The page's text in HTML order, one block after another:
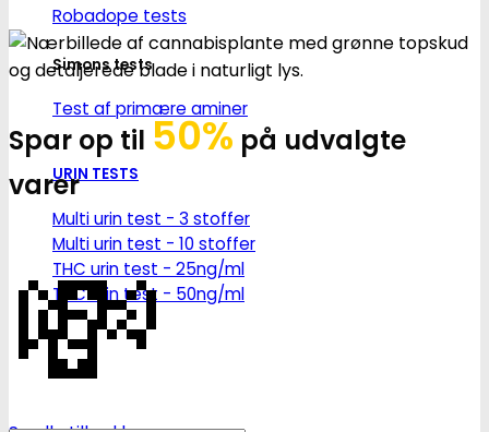
Robadope tests
Simons tests
Test af primære aminer
URIN TESTS
Multi urin test - 3 stoffer
Multi urin test - 10 stoffer
THC urin test - 25ng/ml
THC urin test - 50ng/ml
Spar op til 50% på udvalgte
varer
💸